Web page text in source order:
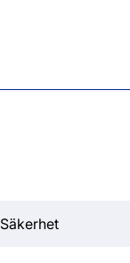
Säkerhet